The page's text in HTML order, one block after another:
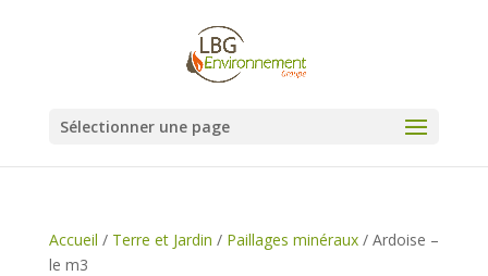
Sélectionner une page
Accueil / Terre et Jardin / Paillages minéraux/ Ardoise –
le m3